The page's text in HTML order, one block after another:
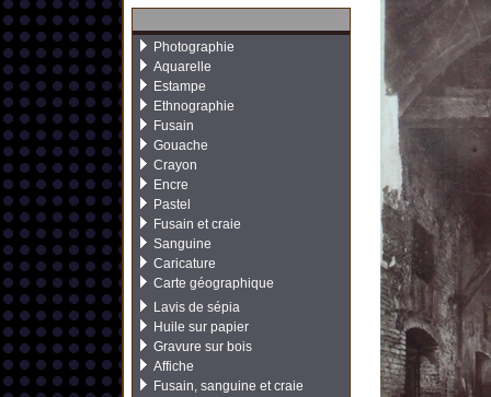
Photographie
Aquarelle
Estampe
Ethnographie
Fusain
Gouache
Crayon
Encre
Pastel
Fusain et craie
Sanguine
Caricature
Carte géographique
Lavis de sépia
Huile sur papier
Gravure sur bois
Affiche
Fusain, sanguine et craie